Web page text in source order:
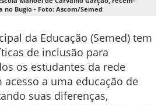
no Bugio - Foto: Ascom/Semed
da Educação (Semed) tem
de inclusão para
os estudantes da rede
a uma educação de
suas diferenças,